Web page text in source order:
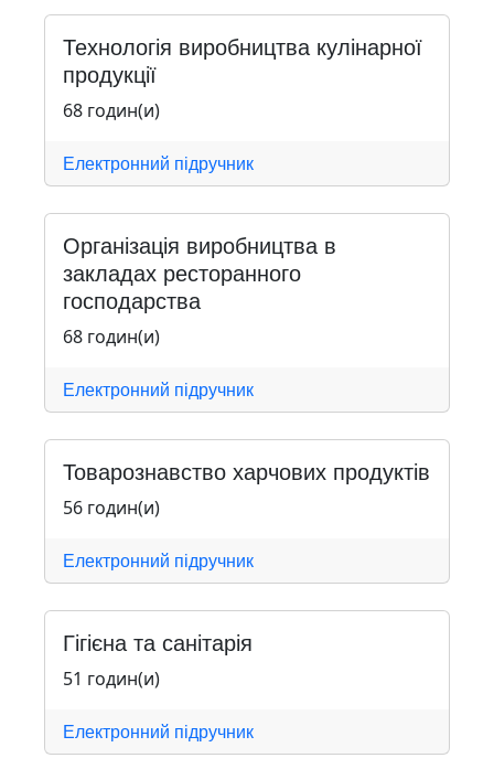
Технологія виробництва кулінарної
продукції
68 годин(и)
Електронний підручник
Організація виробництва в
закладах ресторанного
господарства
68 годин(и)
Електронний підручник
Товарознавство харчових продуктів
56 годин(и)
Електронний підручник
Гігієна та санітарія
51 годин(и)
Електронний підручник